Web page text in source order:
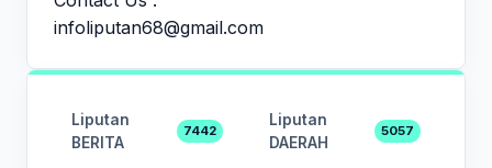
infoliputan68@gmail.com
Liputan
BERITA
7442
Liputan
DAERAH
5057